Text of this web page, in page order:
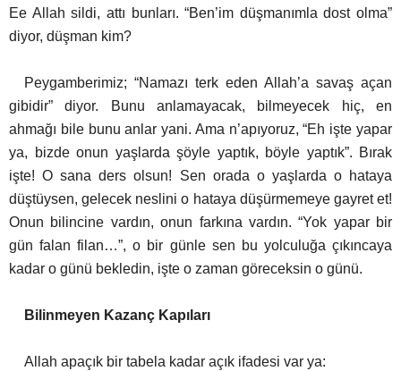
Ee Allah sildi, attı bunları. “Ben’im düşmanımla dost olma”
diyor, düşman kim?
Peygamberimiz; “Namazı terk eden Allah’a savaş açan
gibidir” diyor. Bunu anlamayacak, bilmeyecek hiç, en
ahmağı bile bunu anlar yani. Ama n’apıyoruz, “Eh işte yapar
ya, bizde onun yaşlarda şöyle yaptık, böyle yaptık”. Bırak
işte! O sana ders olsun! Sen orada o yaşlarda o hataya
düştüysen, gelecek neslini o hataya düşürmemeye gayret et!
Onun bilincine vardın, onun farkına vardın. “Yok yapar bir
gün falan filan…”, o bir günle sen bu yolculuğa çıkıncaya
kadar o günü bekledin, işte o zaman göreceksin o günü.
Bilinmeyen Kazanç Kapıları
Allah apaçık bir tabela kadar açık ifadesi var ya: